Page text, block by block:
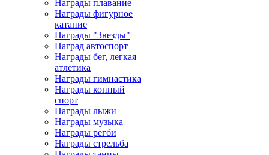
Награды плавание
Награды фигурное
катание
Награды "Звезды"
Наград автоспорт
Награды бег, легкая
атлетика
Награды гимнастика
Награды конный
спорт
Награды лыжи
Награды музыка
Награды регби
Награды стрельба